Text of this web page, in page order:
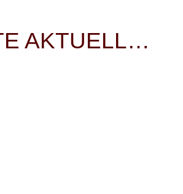
AKTUELL…